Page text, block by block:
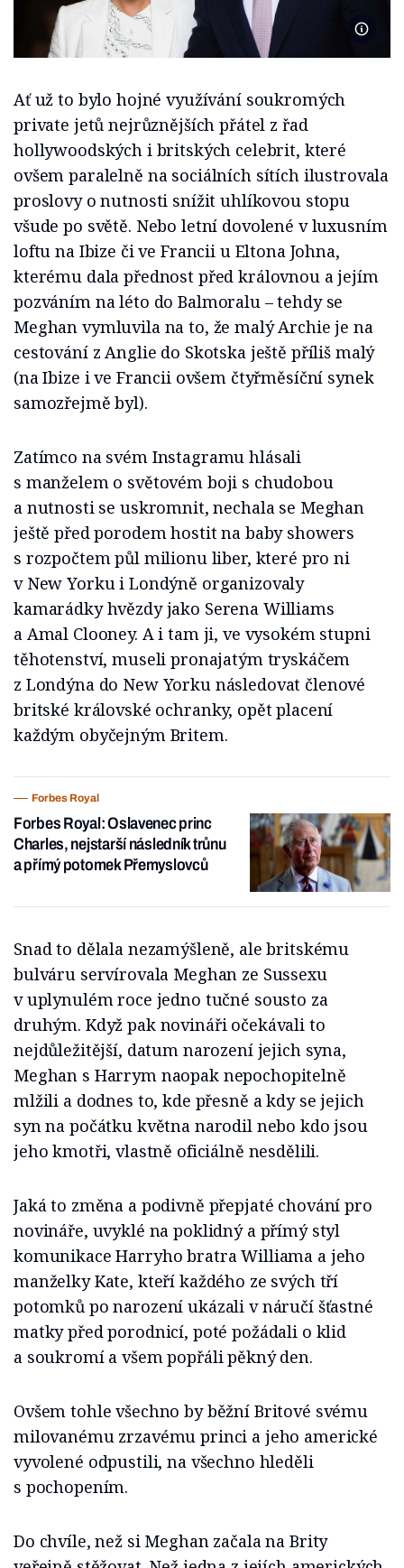
Ať už to bylo hojné využívání soukromých
private jetů nejrůznějších přátel z řad
hollywoodských i britských celebrit, které
ovšem paralelně na sociálních sítích ilustrovala
proslovy o nutnosti snížit uhlíkovou stopu
všude po světě. Nebo letní dovolené v luxusním
loftu na Ibize či ve Francii u Eltona Johna,
kterému dala přednost před královnou a jejím
pozváním na léto do Balmoralu – tehdy se
Meghan vymluvila na to, že malý Archie je na
cestování z Anglie do Skotska ještě příliš malý
(na Ibize i ve Francii ovšem čtyřměsíční synek
samozřejmě byl).
Zatímco na svém Instagramu hlásali
s manželem o světovém boji s chudobou
a nutnosti se uskromnit, nechala se Meghan
ještě před porodem hostit na baby showers
s rozpočtem půl milionu liber, které pro ni
v New Yorku i Londýně organizovaly
kamarádky hvězdy jako Serena Williams
a Amal Clooney. A i tam ji, ve vysokém stupni
těhotenství, museli pronajatým tryskáčem
z Londýna do New Yorku následovat členové
britské královské ochranky, opět placení
každým obyčejným Britem.
Forbes Royal
Forbes Royal: Oslavenec princ
Charles, nejstarší následník trůnu
a přímý potomek Přemyslovců
Snad to dělala nezamýšleně, ale britskému
bulváru servírovala Meghan ze Sussexu
v uplynulém roce jedno tučné sousto za
druhým. Když pak novináři očekávali to
nejdůležitější, datum narození jejich syna,
Meghan s Harrym naopak nepochopitelně
mlžili a dodnes to, kde přesně a kdy se jejich
syn na počátku května narodil nebo kdo jsou
jeho kmotři, vlastně oficiálně nesdělili.
Jaká to změna a podivně přepjaté chování pro
novináře, uvyklé na poklidný a přímý styl
komunikace Harryho bratra Williama a jeho
manželky Kate, kteří každého ze svých tří
potomků po narození ukázali v náručí šťastné
matky před porodnicí, poté požádali o klid
a soukromí a všem popřáli pěkný den.
Ovšem tohle všechno by běžní Britové svému
milovanému zrzavému princi a jeho americké
vyvolené odpustili, na všechno hleděli
s pochopením.
Do chvíle, než si Meghan začala na Brity